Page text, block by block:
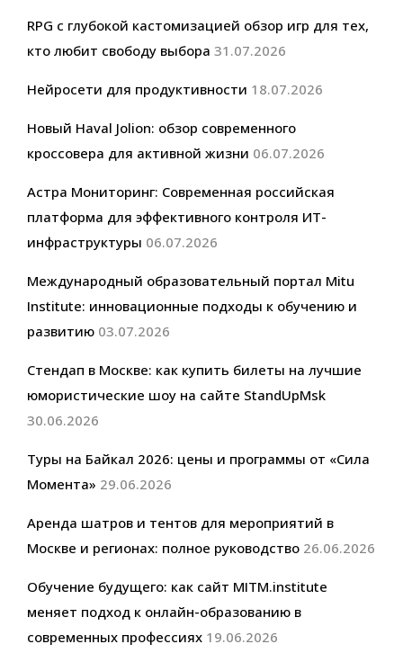
RPG с глубокой кастомизацией обзор игр для тех,
кто любит свободу выбора 31.07.2026
Нейросети для продуктивности 18.07.2026
Новый Haval Jolion: обзор современного
кроссовера для активной жизни 06.07.2026
Астра Мониторинг: Современная российская
платформа для эффективного контроля ИТ-
инфраструктуры 06.07.2026
Международный образовательный портал Mitu
Institute: инновационные подходы к обучению и
развитию 03.07.2026
Стендап в Москве: как купить билеты на лучшие
юмористические шоу на сайте StandUpMsk
30.06.2026
Туры на Байкал 2026: цены и программы от «Сила
Момента» 29.06.2026
Аренда шатров и тентов для мероприятий в
Москве и регионах: полное руководство 26.06.2026
Обучение будущего: как сайт MITM.institute
меняет подход к онлайн-образованию в
современных профессиях 19.06.2026